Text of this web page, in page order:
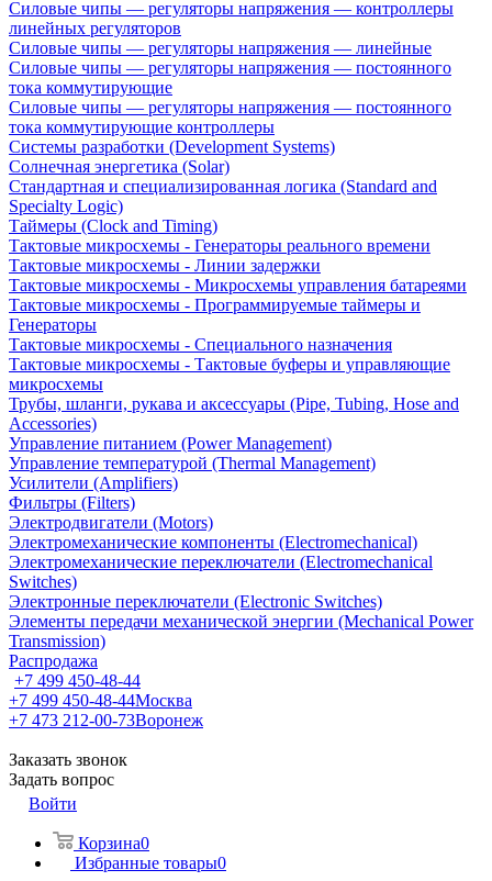
Силовые чипы — регуляторы напряжения — контроллеры
линейных регуляторов
Силовые чипы — регуляторы напряжения — линейные
Силовые чипы — регуляторы напряжения — постоянного
тока коммутирующие
Силовые чипы — регуляторы напряжения — постоянного
тока коммутирующие контроллеры
Системы разработки (Development Systems)
Солнечная энергетика (Solar)
Стандартная и специализированная логика (Standard and
Specialty Logic)
Таймеры (Clock and Timing)
Тактовые микросхемы - Генераторы реального времени
Тактовые микросхемы - Линии задержки
Тактовые микросхемы - Микросхемы управления батареями
Тактовые микросхемы - Программируемые таймеры и
Генераторы
Тактовые микросхемы - Специального назначения
Тактовые микросхемы - Тактовые буферы и управляющие
микросхемы
Трубы, шланги, рукава и аксессуары (Pipe, Tubing, Hose and
Accessories)
Управление питанием (Power Management)
Управление температурой (Thermal Management)
Усилители (Amplifiers)
Фильтры (Filters)
Электродвигатели (Motors)
Электромеханические компоненты (Electromechanical)
Электромеханические переключатели (Electromechanical
Switches)
Электронные переключатели (Electronic Switches)
Элементы передачи механической энергии (Mechanical Power
Transmission)
Распродажа
+7 499 450-48-44
+7 499 450-48-44Москва
+7 473 212-00-73Воронеж
Заказать звонок
Задать вопрос
Войти
Корзина0
Избранные товары0